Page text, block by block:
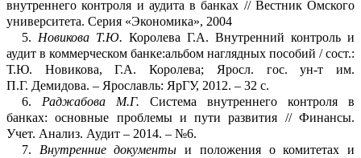
внутреннего контроля и аудита в банках // Вестник Омского
университета. Серия «Экономика», 2004
5. Новикова Т.Ю. Королева Г.А. Внутренний контроль и
аудит в коммерческом банке:альбом наглядных пособий / сост.:
Т.Ю.
Новикова, Г.А. Королева; Яросл. гос. ун-т им.
П.Г. Демидова. – Ярославль: ЯрГУ, 2012. – 32 с.
6.
РаджабоваМ.Г. Система внутреннего контроля в
банках: основные проблемыи пути развития // Финансы.
Учет. Анализ. Аудит – 2014. – №6.
7.
Внутренние документы и положения о комитетах и